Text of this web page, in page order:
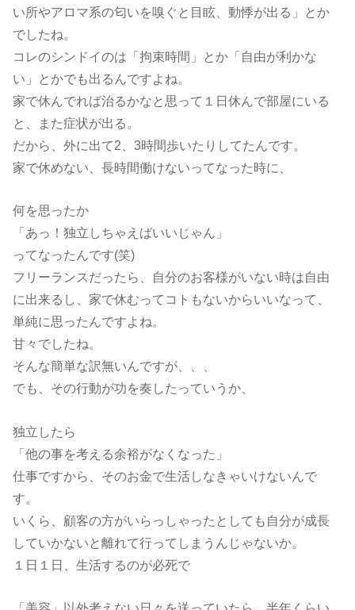
い所やアロマ系の匂いを嗅ぐと目眩、動悸が出る」とか
でしたね。
コレのシンドイのは「拘束時間」とか「自由が利かな
い」とかでも出るんですよね。
家で休んでれば治るかなと思って１日休んで部屋にいる
と、また症状が出る。
だから、外に出て2、3時間歩いたりしてたんです。
家で休めない、長時間働けないってなった時に、
何を思ったか
「あっ！独立しちゃえばいいじゃん」
ってなったんです(笑)
フリーランスだったら、自分のお客様がいない時は自由
に出来るし、家で休むってコトもないからいいなって、
単純に思ったんですよね。
甘々でしたね。
そんな簡単な訳無いんですが、、、
でも、その行動が功を奏したっていうか、
独立したら
「他の事を考える余裕がなくなった」
仕事ですから、そのお金で生活しなきゃいけないんで
す。
いくら、顧客の方がいらっしゃったとしても自分が成長
していかないと離れて行ってしまうんじゃないか。
１日１日、生活するのが必死で